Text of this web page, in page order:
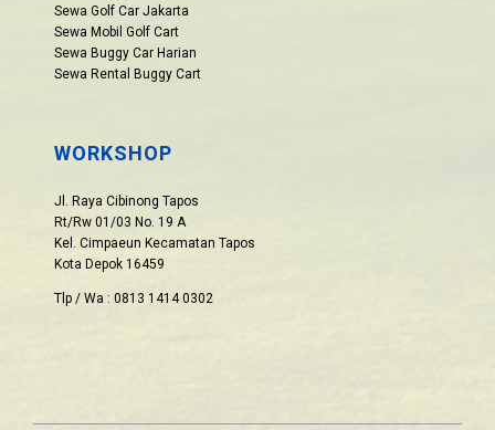
Sewa Golf Car Jakarta
Sewa Mobil Golf Cart
Sewa Buggy Car Harian
Sewa Rental Buggy Cart
WORKSHOP
Jl. Raya Cibinong Tapos
Rt/Rw 01/03 No. 19 A
Kel. Cimpaeun Kecamatan Tapos
Kota Depok 16459
Tlp / Wa : 0813 1414 0302